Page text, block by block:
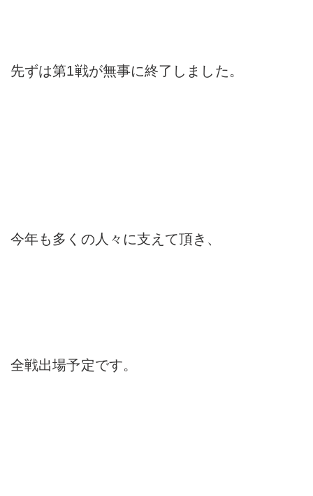
先ずは第1戦が無事に終了しました。
今年も多くの人々に支えて頂き、
全戦出場予定です。